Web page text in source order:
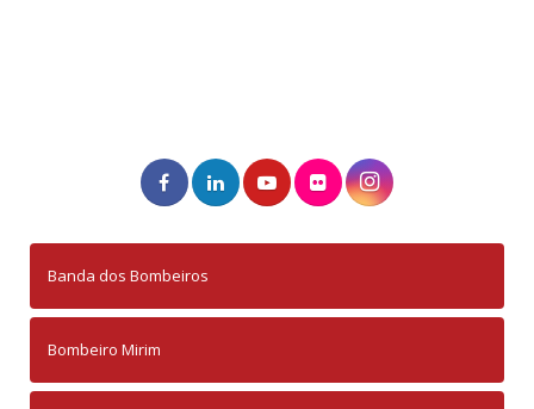
Banda dos Bombeiros
Bombeiro Mirim